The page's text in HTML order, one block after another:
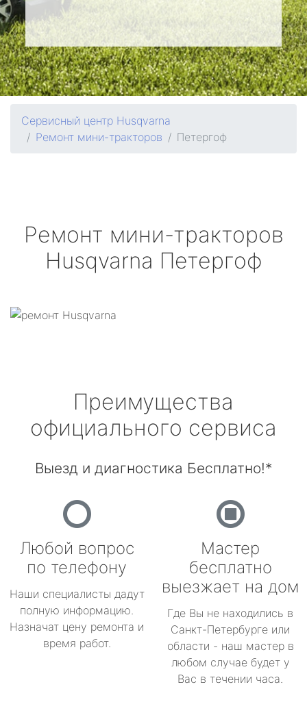
Сервисный центр Husqvarna
Ремонт мини-тракторов
Петергоф
Ремонт мини-тракторов
Husqvarna Петергоф
Преимущества
официального сервиса
Выезд и диагностика Бесплатно!*
Любой вопрос
по телефону
Наши специалисты дадут
полную информацию.
Назначат цену ремонта и
время работ.
Мастер
бесплатно
выезжает на дом
Где Вы не находились в
Санкт-Петербурге или
области - наш мастер в
любом случае будет у
Вас в течении часа.